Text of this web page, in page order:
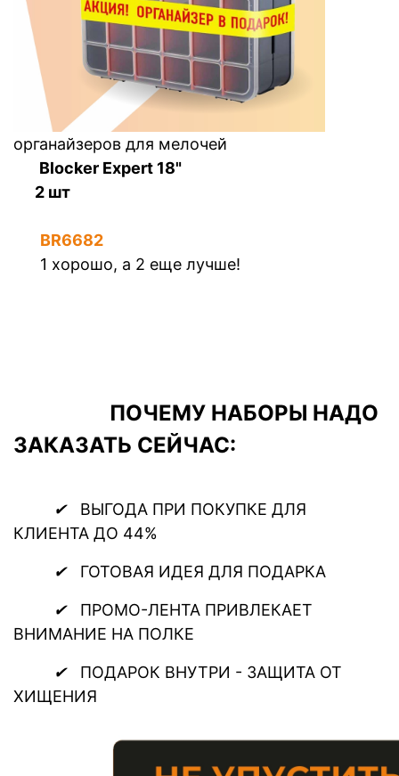
органайзеров для мелочей
Blocker Expert 18"
2 шт
BR6682
1 хорошо, а 2 еще лучше!
ПОЧЕМУ НАБОРЫ НАДО
ЗАКАЗАТЬ СЕЙЧАС:
✔ ВЫГОДА ПРИ ПОКУПКЕ ДЛЯ
КЛИЕНТА ДО 44%
✔ ГОТОВАЯ ИДЕЯ ДЛЯ ПОДАРКА
✔ ПРОМО-ЛЕНТА ПРИВЛЕКАЕТ
ВНИМАНИЕ НА ПОЛКЕ
✔ ПОДАРОК ВНУТРИ - ЗАЩИТА ОТ
ХИЩЕНИЯ